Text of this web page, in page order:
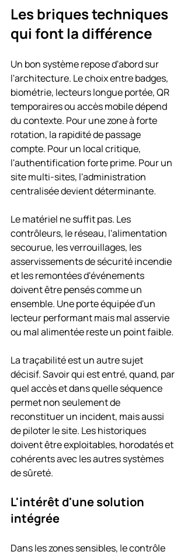
Les briques techniques
qui font la différence
Un bon système repose d'abord sur
l'architecture. Le choix entre badges,
biométrie, lecteurs longue portée, QR
temporaires ou accès mobile dépend
du contexte. Pour une zone à forte
rotation, la rapidité de passage
compte. Pour un local critique,
l'authentification forte prime. Pour un
site multi-sites, l'administration
centralisée devient déterminante.
Le matériel ne suffit pas. Les
contrôleurs, le réseau, l'alimentation
secourue, les verrouillages, les
asservissements de sécurité incendie
et les remontées d'événements
doivent être pensés comme un
ensemble. Une porte équipée d'un
lecteur performant mais mal asservie
ou mal alimentée reste un point faible.
La traçabilité est un autre sujet
décisif. Savoir qui est entré, quand, par
quel accès et dans quelle séquence
permet non seulement de
reconstituer un incident, mais aussi
de piloter le site. Les historiques
doivent être exploitables, horodatés et
cohérents avec les autres systèmes
de sûreté.
L'intérêt d'une solution
intégrée
Dans les zones sensibles, le contrôle